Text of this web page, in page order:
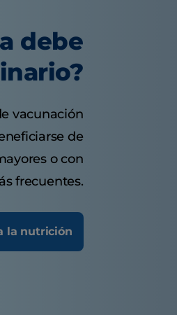
debe
vacunación
de
o con
frecuentes.
la nutrición